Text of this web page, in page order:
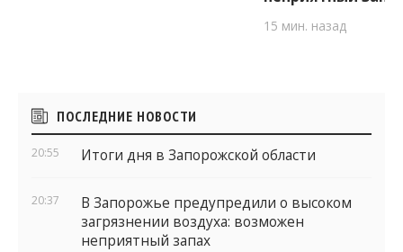
15 мин. назад
Боковые
виджеты
ПОСЛЕДНИЕ НОВОСТИ
20:55 Итоги дня в Запорожской области
20:37
В Запорожье предупредили о высоком
загрязнении воздуха: возможен
неприятный запах